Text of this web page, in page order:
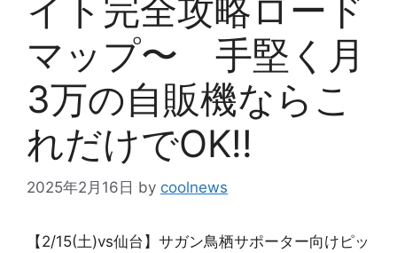
イト完全攻略ロード
マップ〜 手堅く月
3万の自販機ならこ
れだけでOK!!
2025年2月16日 by coolnews
【2/15(土)vs仙台】サガン鳥栖サポーター向けピッ